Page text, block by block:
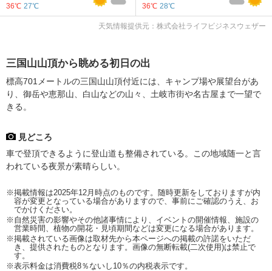
36℃ 27℃ 36℃ 28℃
天気情報提供元：株式会社ライフビジネスウェザー
三国山山頂から眺める初日の出
標高701メートルの三国山山頂付近には、キャンプ場や展望台があ
り、御岳や恵那山、白山などの山々、土岐市街や名古屋まで一望で
きる。
見どころ
車で登頂できるように登山道も整備されている。この地域随一と言
われている夜景が素晴らしい。
※掲載情報は2025年12月時点のものです。随時更新をしておりますが内
容が変更となっている場合がありますので、事前にご確認のうえ、お
でかけください。
※自然災害の影響やその他諸事情により、イベントの開催情報、施設の
営業時間、植物の開花・見頃期間などは変更になる場合があります。
※掲載されている画像は取材先から本ページへの掲載の許諾をいただ
き、提供されたものとなります。画像の無断転載(二次使用)は禁止で
す。
※表示料金は消費税8％ないし10％の内税表示です。